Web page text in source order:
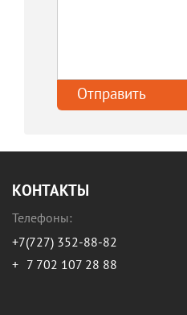
КОНТАКТЫ
Телефоны:
+7(727) 352-88-82
+ 7 702 107 28 88